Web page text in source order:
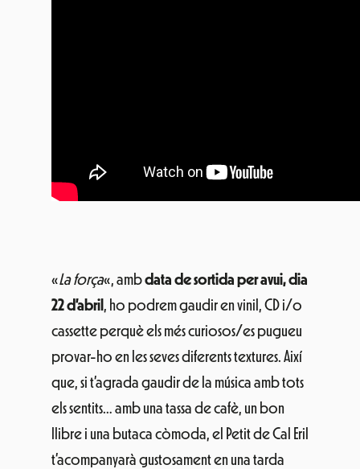
«La força«, ambdata de sortida per avui, dia
22 d’abril , ho podrem gaudir en vinil, CD i/o
cassette perquè els més curiosos/es pugueu
provar-ho en les seves diferents textures. Així
que, si t’agrada gaudir de la música amb tots
els sentits… amb una tassa de cafè, un bon
llibre i una butaca còmoda, el Petit de Cal Eril
t’acompanyarà gustosament en una tarda